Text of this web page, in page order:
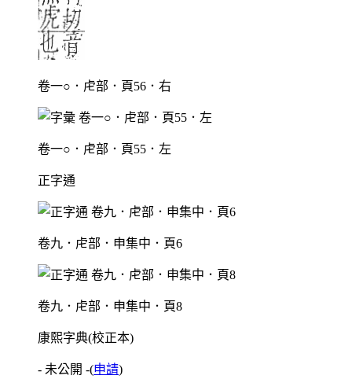
卷一○．虍部．頁56．右
卷一○．虍部．頁55．左
正字通
卷九．虍部．申集中．頁6
卷九．虍部．申集中．頁8
康熙字典(校正本)
- 未公開 -(申請)